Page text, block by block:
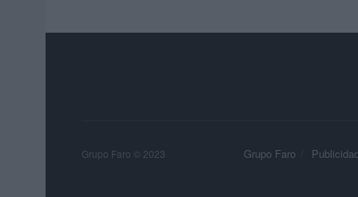
Grupo Faro Publicidad
Grupo Faro © 2023